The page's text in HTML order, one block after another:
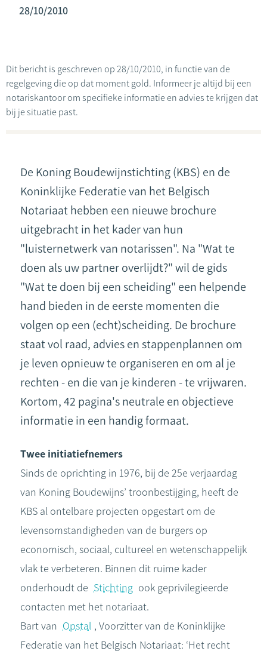
28/10/2010
Dit bericht is geschreven op 28/10/2010, in functie van de
regelgeving die op dat moment gold. Informeer je altijd bij een
notariskantoor om specifieke informatie en advies te krijgen dat
bij je situatie past.
De Koning Boudewijnstichting (KBS) en de
Koninklijke Federatie van het Belgisch
Notariaat hebben een nieuwe brochure
uitgebracht in het kader van hun
"luisternetwerk van notarissen". Na "Wat te
doen als uw partner overlijdt?" wil de gids
"Wat te doen bij een scheiding" een helpende
hand bieden in de eerste momenten die
volgen op een (echt)scheiding. De brochure
staat vol raad, advies en stappenplannen om
je leven opnieuw te organiseren en om al je
rechten - en die van je kinderen - te vrijwaren.
Kortom, 42 pagina's neutrale en objectieve
informatie in een handig formaat.
Twee initiatiefnemers
Sinds de oprichting in 1976, bij de 25e verjaardag
van Koning Boudewijns’ troonbestijging, heeft de
KBS al ontelbare projecten opgestart om de
levensomstandigheden van de burgers op
economisch, sociaal, cultureel en wetenschappelijk
vlak te verbeteren. Binnen dit ruime kader
onderhoudt de Stichting ook geprivilegieerde
contacten met het notariaat.
Bart van Opstal , Voorzitter van de Koninklijke
Federatie van het Belgisch Notariaat: ‘Het recht